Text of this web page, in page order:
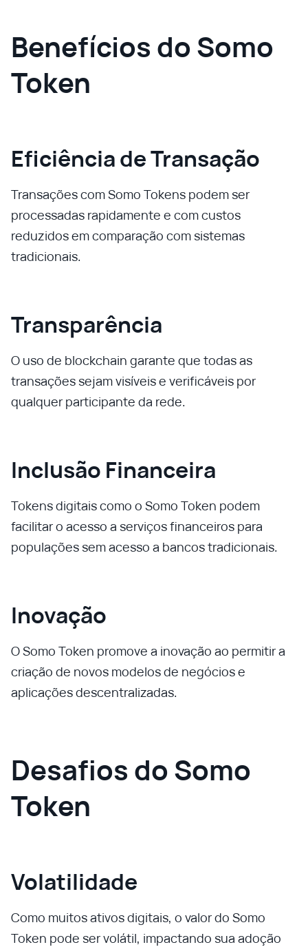
Benefícios do Somo
Token
Eficiência de Transação
Transações com Somo Tokens podem ser
processadas rapidamente e com custos
reduzidos em comparação com sistemas
tradicionais.
Transparência
O uso de blockchain garante que todas as
transações sejam visíveis e verificáveis por
qualquer participante da rede.
Inclusão Financeira
Tokens digitais como o Somo Token podem
facilitar o acesso a serviços financeiros para
populações sem acesso a bancos tradicionais.
Inovação
O Somo Token promove a inovação ao permitir a
criação de novos modelos de negócios e
aplicações descentralizadas.
Desafios do Somo
Token
Volatilidade
Como muitos ativos digitais, o valor do Somo
Token pode ser volátil, impactando sua adoção